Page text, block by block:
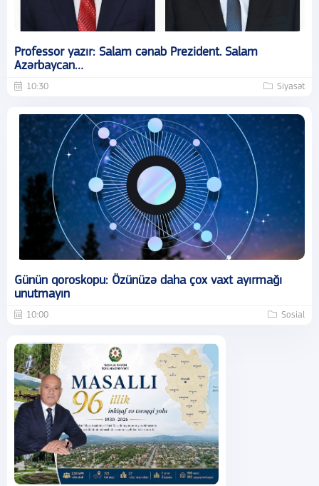
Professor yazır: Salam cənab Prezident. Salam
Azərbaycan…
10:30 Siyasət
Günün qoroskopu: Özünüzə daha çox vaxt ayırmağı
unutmayın
10:00 Sosial